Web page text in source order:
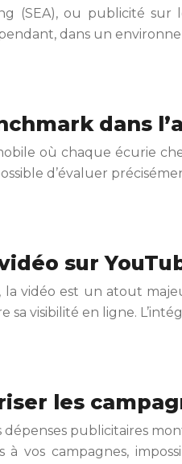
(SEA), ou publicité
dans un
dans
où chaque écurie
d’évaluer
sur
la vidéo est un atout
visibilité en ligne.
les
publicitaires
à vos campagnes,